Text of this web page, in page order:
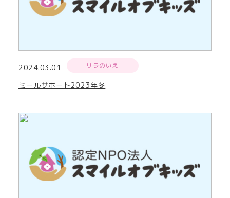
2024.03.01 リラのいえ
ミールサポート2023年冬